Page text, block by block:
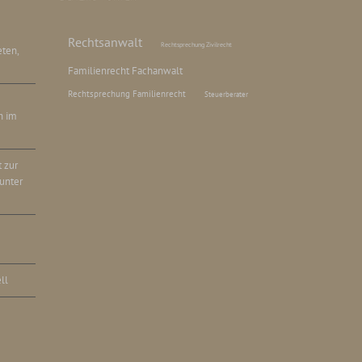
im
zur
Rechtsanwalt Rechtsprechung Zivilrecht
Familienrecht Fachanwalt
Rechtsprechung Familienrecht Steuerberater